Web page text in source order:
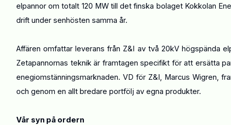
elpannor om totalt 120 MW till det finska bolaget Kokkolan
drift under senhösten samma år.
Affären omfattar leverans från Z&I av två 20kV högspända
Zetapannornas teknik är framtagen specifikt för att ersätta
enegiomstänningsmarknaden. VD för Z&I, Marcus Wigren,
och genom en allt bredare portfölj av egna produkter.
Vår syn på ordern